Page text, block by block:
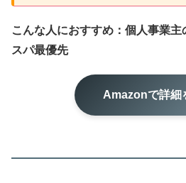
こんな人におすすめ：個人事業
スパ最優先
Amazonで詳細